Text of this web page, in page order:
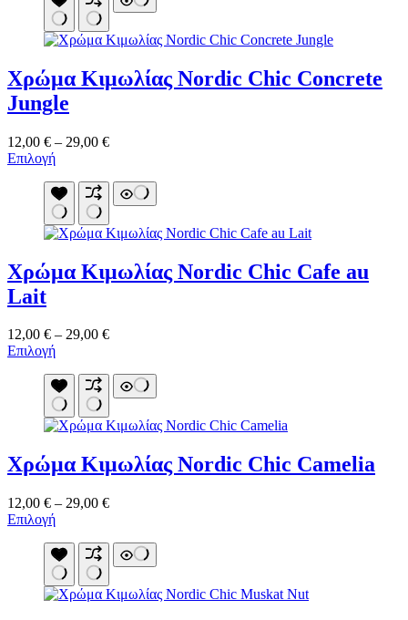
του
προϊόντος
29,00 €
έχει
πολλαπλές
παραλλαγές.
επιλογές
μπορούν
να
στη
σελίδα
προϊόντος
Χρώμα Κιμωλίας Nordic Chic Concrete
Jungle
12,00 € – 29,00 €Price
through
29,00 €
ΕπιλογήΑυτό
προϊόν
έχει
πολλαπλές
παραλλαγές.
επιλογές
μπορούν
στη
σελίδα
του
προϊόντος
Χρώμα Κιμωλίας Nordic Chic Cafe au
Lait
12,00 € – 29,00 €Price
through
29,00 €
ΕπιλογήΑυτό
προϊόν
έχει
πολλαπλές
παραλλαγές.
επιλογές
να
επιλεγούν
στη
σελίδα
του
προϊόντος
Χρώμα Κιμωλίας Nordic Chic Camelia
12,00 € – 29,00 €Price
through
29,00 €
ΕπιλογήΑυτό
προϊόν
έχει
πολλαπλές
παραλλαγές.